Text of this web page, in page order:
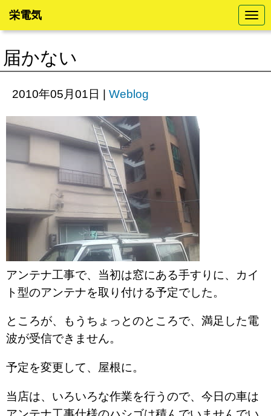
N
a
v
t
栄電気
届かない
2010年05月01日 | Weblog
アンテナ工事で、当初は窓にある手すりに、カイ
ト型のアンテナを取り付ける予定でした。
ところが、もうちょっとのところで、満足した電
波が受信できません。
予定を変更して、屋根に。
当店は、いろいろな作業を行うので、今日の車は